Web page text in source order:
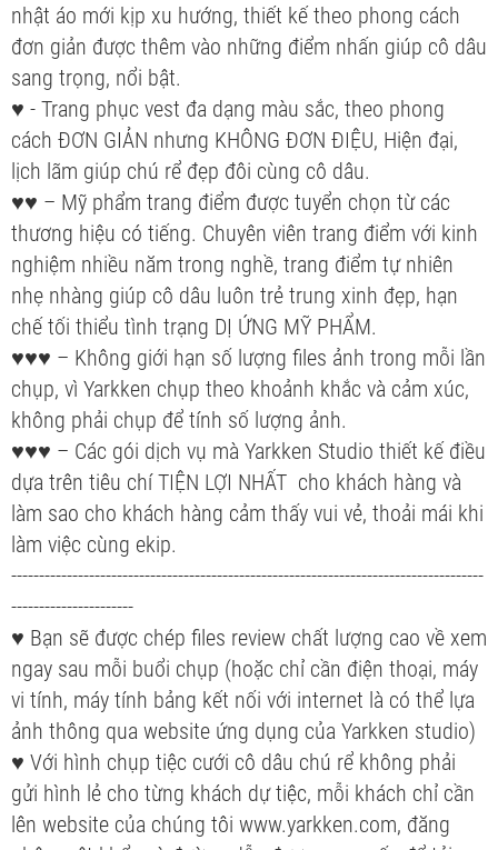
nhật áo mới kịp xu hướng, thiết kế theo phong cách
đơn giản được thêm vào những điểm nhấn giúp cô dâu
sang trọng, nổi bật.
♥ - Trang phục vest đa dạng màu sắc, theo phong
cách ĐƠN GIẢN nhưng KHÔNG ĐƠN ĐIỆU, Hiện đại,
lịch lãm giúp chú rể đẹp đôi cùng cô dâu.
♥♥ – Mỹ phẩm trang điểm được tuyển chọn từ các
thương hiệu có tiếng. Chuyên viên trang điểm với kinh
nghiệm nhiều năm trong nghề, trang điểm tự nhiên
nhẹ nhàng giúp cô dâu luôn trẻ trung xinh đẹp, hạn
chế tối thiểu tình trạng DỊ ỨNG MỸ PHẨM.
♥♥♥ – Không giới hạn số lượng files ảnh trong mỗi lần
chụp, vì Yarkken chụp theo khoảnh khắc và cảm xúc,
không phải chụp để tính số lượng ảnh.
♥♥♥ – Các gói dịch vụ mà Yarkken Studio thiết kế điều
dựa trên tiêu chí TIỆN LỢI NHẤT cho khách hàng và
làm sao cho khách hàng cảm thấy vui vẻ, thoải mái khi
làm việc cùng ekip.
-------------------------------------------------------------------------------------
----------------------
♥ Bạn sẽ được chép files review chất lượng cao về xem
ngay sau mỗi buổi chụp (hoặc chỉ cần điện thoại, máy
vi tính, máy tính bảng kết nối với internet là có thể lựa
ảnh thông qua website ứng dụng của Yarkken studio)
♥ Với hình chụp tiệc cưới cô dâu chú rể không phải
gửi hình lẻ cho từng khách dự tiệc, mỗi khách chỉ cần
lên website của chúng tôi www.yarkken.com, đăng